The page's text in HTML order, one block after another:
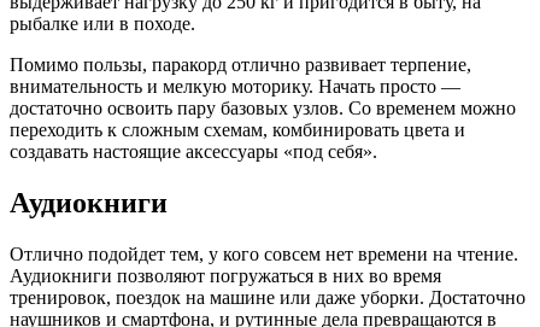
рыбалке или в походе.
Помимо пользы, паракорд отлично развивает терпение,
внимательность и мелкую моторику. Начать просто —
достаточно освоить пару базовых узлов. Со временем можно
переходить к сложным схемам, комбинировать цвета и
создавать настоящие аксессуары «под себя».
Аудиокниги
Отлично подойдет тем, у кого совсем нет времени на чтение.
Аудиокниги позволяют погружаться в них во время
тренировок, поездок на машине или даже уборки. Достаточно
наушников и смартфона, и рутинные дела превращаются в